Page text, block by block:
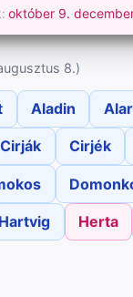
október 9.·
8.)
Aladin
Cirják Cirjék
Hartvig Herta